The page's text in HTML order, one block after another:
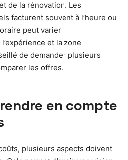
de la rénovation. Les
facturent souvent à l’heure ou
peut varier
et la zone
de demander plusieurs
les offres.
en compte
plusieurs aspects doivent